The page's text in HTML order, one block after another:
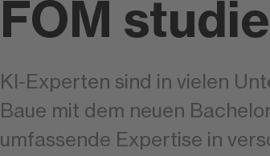
FOM
KI-Experten sind in vielen
Baue mit dem neuen
umfassende Expertise in